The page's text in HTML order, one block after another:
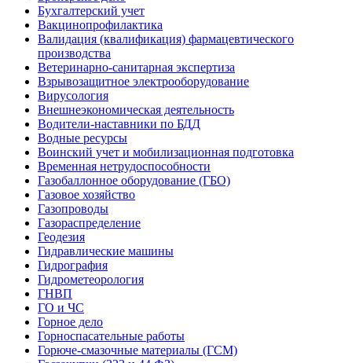
Бухгалтерский учет
Вакцинопрофилактика
Валидация (квалификация) фармацевтического
производства
Ветеринарно-санитарная экспертиза
Взрывозащитное электрооборудование
Вирусология
Внешнеэкономическая деятельность
Водители-наставники по БДД
Водные ресурсы
Воинский учет и мобилизационная подготовка
Временная нетрудоспособности
Газобаллонное оборудование (ГБО)
Газовое хозяйство
Газопроводы
Газораспределение
Геодезия
Гидравлические машины
Гидрография
Гидрометеорология
ГНВП
ГО и ЧС
Горное дело
Горноспасательные работы
Горюче-смазочные материалы (ГСМ)